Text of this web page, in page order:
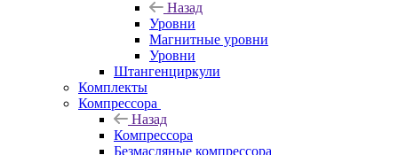
Назад
Уровни
Магнитные уровни
Уровни
Штангенциркули
Комплекты
Компрессора
Назад
Компрессора
Безмасляные компрессора